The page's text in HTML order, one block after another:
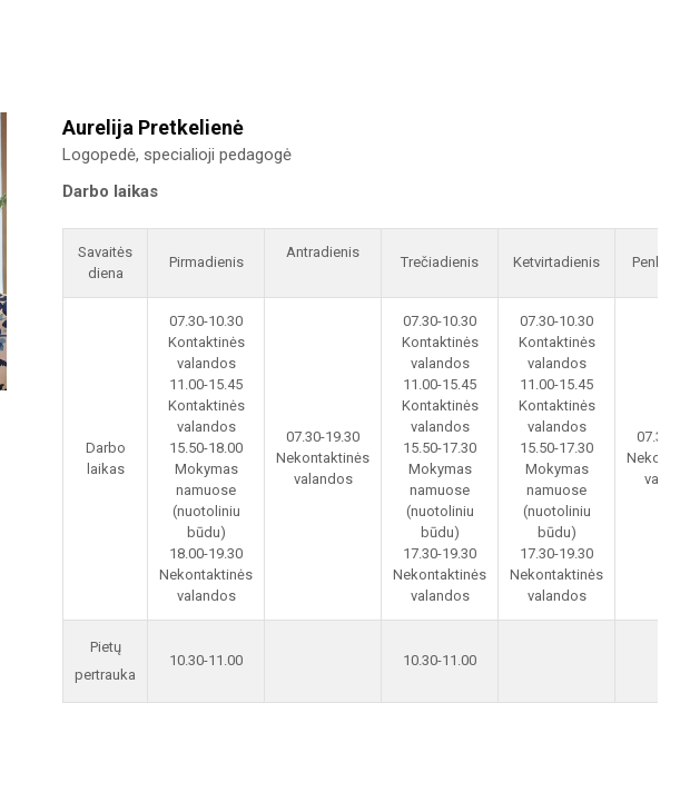
Aurelija Pretkelienė
Logopedė, specialioji pedagogė
Darbo laikas
Savaitės
diena
Pirmadienis
Antradienis
Trečiadienis Ketvirtadienis
Darbo
laikas
07.30-10.30
Kontaktinės
valandos
11.00-15.45
Kontaktinės
valandos
15.50-18.00
Mokymas
namuose
(nuotoliniu
būdu)
18.00-19.30
Nekontaktinės
valandos
07.30-19.30
Nekontaktinės
valandos
07.30-10.30
Kontaktinės
valandos
11.00-15.45
Kontaktinės
valandos
15.50-17.30
Mokymas
namuose
(nuotoliniu
būdu)
17.30-19.30
Nekontaktinės
valandos
07.30-10.30
Kontaktinės
valandos
11.00-15.45
Kontaktinės
valandos
15.50-17.30
Mokymas
namuose
(nuotoliniu
būdu)
17.30-19.30
Nekontaktinės
valandos
07.30-
Pietų
pertrauka
10.30-11.00 10.30-11.00